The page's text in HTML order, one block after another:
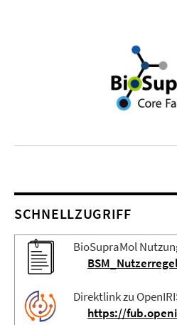
SCHNELLZUGRIFF
BioSupraMol
Direktlink zu
https://